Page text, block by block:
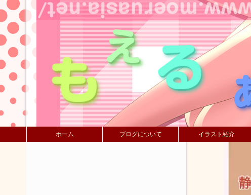
ホーム ブログについて イラスト紹介